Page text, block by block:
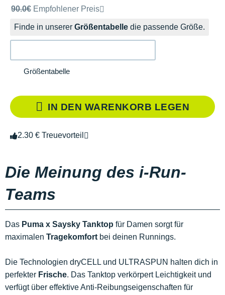
Unverbindliche Preisempfehlung der Marke
90.0€ Empfohlener Preis
Finde in unserer Größentabelle die passende Größe.
Größentabelle
IN DEN WARENKORB LEGEN
2.30 € Treuevorteil
Die Meinung des i-Run-
Teams
Das Puma x Saysky Tanktop für Damen sorgt für
maximalen Tragekomfort bei deinen Runnings.
Die Technologien dryCELL und ULTRASPUN halten dich in
perfekter Frische. Das Tanktop verkörpert Leichtigkeit und
verfügt über effektive Anti-Reibungseigenschaften für